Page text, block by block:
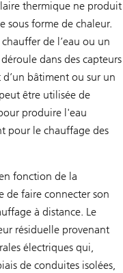
thermique ne produit
sous forme de chaleur.
de l’eau ou un
dans des capteurs
bâtiment ou sur un
être utilisée de
produire l'eau
pour le chauffage des
fonction de la
de faire connecter son
à distance. Le
résiduelle provenant
électriques qui,
de conduites isolées,